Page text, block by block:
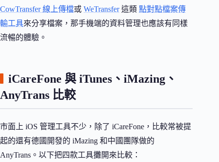
CowTransfer 線上傳檔或 WeTransfer這類 點對點檔案傳
輸工具來分享檔案，那手機端的資料管理也應該有同樣
流暢的體驗。
iCareFone 與 iTunes、iMazing、
AnyTrans 比較
市面上 iOS 管理工具不少，除了 iCareFone，比較常被提
起的還有德國開發的 iMazing 和中國團隊做的
AnyTrans。以下把四款工具攤開來比較：